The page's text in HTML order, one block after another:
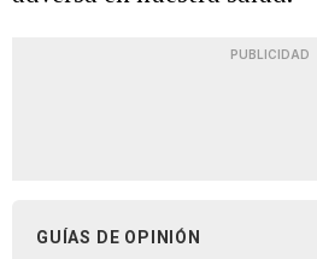
PUBLICIDAD
GUÍAS DE OPINIÓN